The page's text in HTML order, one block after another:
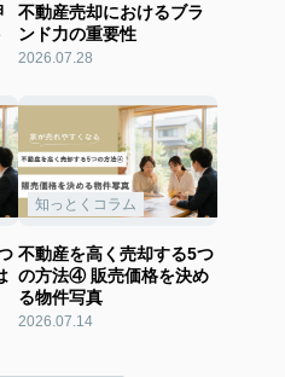
不動産売却におけるブラ
ンド力の重要性
2026.07.28
知っとくコラム
不動産を高く売却する5つ
の方法④ 販売価格を決め
る物件写真
2026.07.14